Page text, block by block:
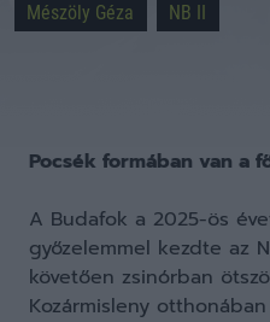
Mészöly Géza
NB II
Pocsék formában van a
A Budafok a 2025-ös
győzelemmel kezdte az
követően zsinórban
Kozármisleny